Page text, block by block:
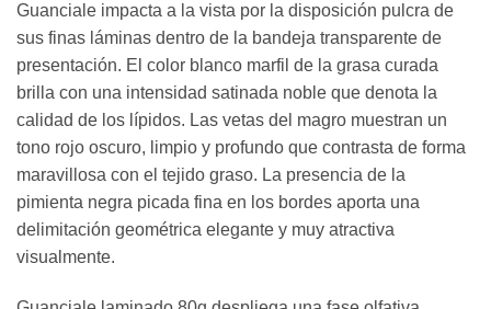
Guanciale impacta a la vista por la disposición pulcra de
sus finas láminas dentro de la bandeja transparente de
presentación. El color blanco marfil de la grasa curada
brilla con una intensidad satinada noble que denota la
calidad de los lípidos. Las vetas del magro muestran un
tono rojo oscuro, limpio y profundo que contrasta de forma
maravillosa con el tejido graso. La presencia de la
pimienta negra picada fina en los bordes aporta una
delimitación geométrica elegante y muy atractiva
visualmente.